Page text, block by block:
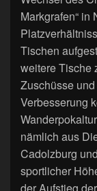
Markgrafen“ in
Tischen
weitere Tische
Zuschüsse
Verbesserung
nämlich aus
Cadolzburg
sportlicher